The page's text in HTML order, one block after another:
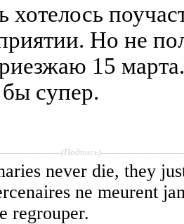
хотелось
Но не
15
супер.
(Подпись)
never die, they
ne meurent
regrouper.